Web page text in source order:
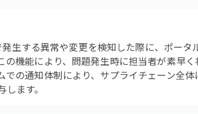
生する異常や変更を検知した際に、ポー
の機能により、問題発生時に担当者が素早
での通知体制により、サプライチェーン全
ます。